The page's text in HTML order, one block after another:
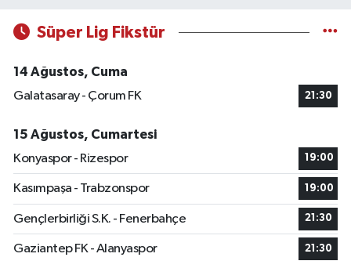
Süper Lig Fikstür
14 Ağustos, Cuma
Galatasaray - Çorum FK
21:30
15 Ağustos, Cumartesi
Konyaspor - Rizespor
19:00
Kasımpaşa - Trabzonspor 19:00
Gençlerbirliği S.K. - Fenerbahçe 21:30
Gaziantep FK - Alanyaspor 21:30